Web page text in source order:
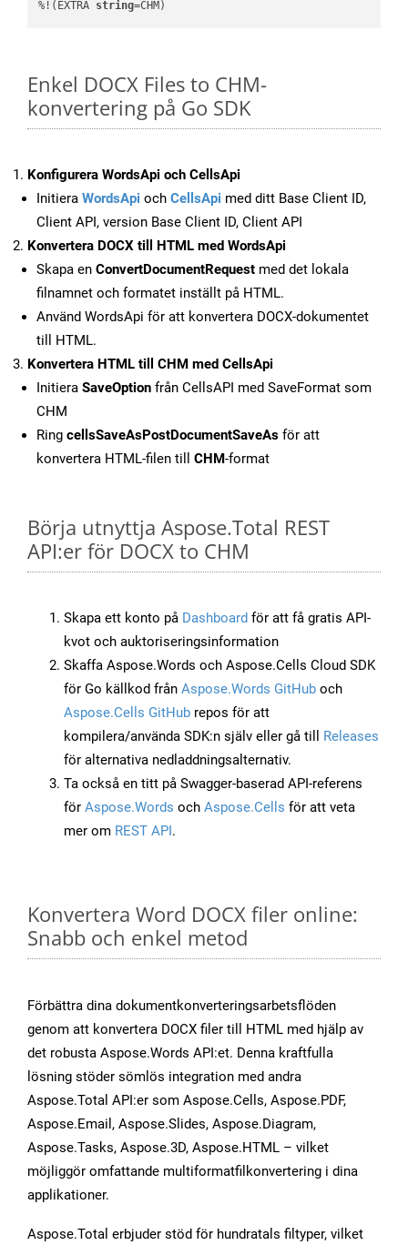
%!(EXTRA string=CHM)
Enkel DOCX Files to CHM-
konvertering på Go SDK
Konfigurera WordsApi och CellsApi
Initiera WordsApi och CellsApi med ditt Base Client ID,
Client API, version Base Client ID, Client API
Konvertera DOCX till HTML med WordsApi
Skapa en ConvertDocumentRequest med det lokala
filnamnet och formatet inställt på HTML.
Använd WordsApi för att konvertera DOCX-dokumentet
till HTML.
Konvertera HTML till CHM med CellsApi
Initiera SaveOption från CellsAPI med SaveFormat som
CHM
Ring cellsSaveAsPostDocumentSaveAs för att
konvertera HTML-filen till CHM-format
Börja utnyttja Aspose.Total REST
API:er för DOCX to CHM
Skapa ett konto på Dashboard för att få gratis API-
kvot och auktoriseringsinformation
Skaffa Aspose.Words och Aspose.Cells Cloud SDK
för Go källkod från Aspose.Words GitHub och
Aspose.Cells GitHub repos för att
kompilera/använda SDK:n själv eller gå till Releases
för alternativa nedladdningsalternativ.
Ta också en titt på Swagger-baserad API-referens
för Aspose.Words och Aspose.Cells för att veta
mer om REST API.
Konvertera Word DOCX filer online:
Snabb och enkel metod
Förbättra dina dokumentkonverteringsarbetsflöden
genom att konvertera DOCX filer till HTML med hjälp av
det robusta Aspose.Words API:et. Denna kraftfulla
lösning stöder sömlös integration med andra
Aspose.Total API:er som Aspose.Cells, Aspose.PDF,
Aspose.Email, Aspose.Slides, Aspose.Diagram,
Aspose.Tasks, Aspose.3D, Aspose.HTML – vilket
möjliggör omfattande multiformatfilkonvertering i dina
applikationer.
Aspose.Total erbjuder stöd för hundratals filtyper, vilket